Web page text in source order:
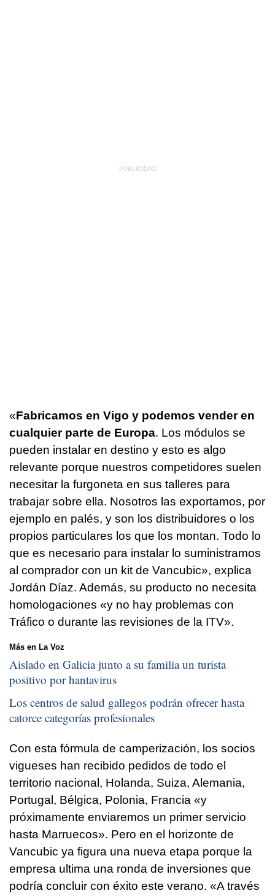
«Fabricamos en Vigo y podemos vender en
cualquier parte de Europa. Los módulos se
pueden instalar en destino y esto es algo
relevante porque nuestros competidores suelen
necesitar la furgoneta en sus talleres para
trabajar sobre ella. Nosotros las exportamos, por
ejemplo en palés, y son los distribuidores o los
propios particulares los que los montan. Todo lo
que es necesario para instalar lo suministramos
al comprador con un kit de Vancubic», explica
Jordán Díaz. Además, su producto no necesita
homologaciones «y no hay problemas con
Tráfico o durante las revisiones de la ITV».
Más en La Voz
Aislado en Galicia junto a su familia un turista
positivo por hantavirus
Los centros de salud gallegos podrán ofrecer hasta
catorce categorías profesionales
Con esta fórmula de camperización, los socios
vigueses han recibido pedidos de todo el
territorio nacional, Holanda, Suiza, Alemania,
Portugal, Bélgica, Polonia, Francia «y
próximamente enviaremos un primer servicio
hasta Marruecos». Pero en el horizonte de
Vancubic ya figura una nueva etapa porque la
empresa ultima una ronda de inversiones que
podría concluir con éxito este verano. «A través